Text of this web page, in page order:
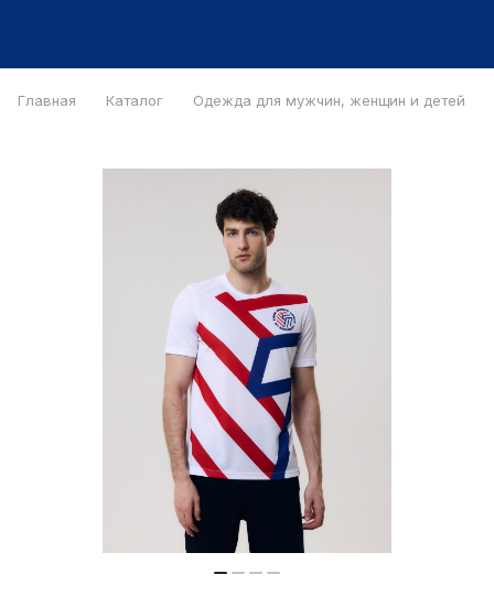
Главная Каталог Одежда для мужчин, женщин и детей